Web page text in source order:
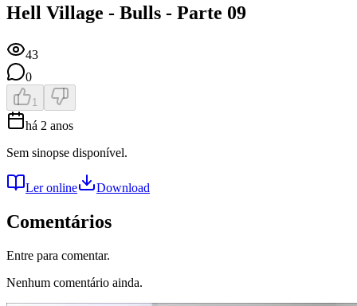
Hell Village - Bulls - Parte 09
43
0
1
há 2 anos
Sem sinopse disponível.
Ler online Download
Comentários
Entre para comentar.
Nenhum comentário ainda.